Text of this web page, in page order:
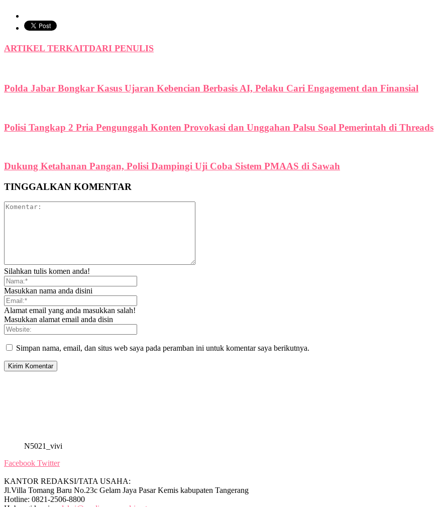
ARTIKEL TERKAITDARI PENULIS
Polda Jabar Bongkar Kasus Ujaran Kebencian Berbasis AI, Pelaku Cari Engagement dan Finansial
Polisi Tangkap 2 Pria Pengunggah Konten Provokasi dan Unggahan Palsu Soal Pemerintah di Threads
Dukung Ketahanan Pangan, Polisi Dampingi Uji Coba Sistem PMAAS di Sawah
TINGGALKAN KOMENTAR
Silahkan tulis komen anda!
Masukkan nama anda disini
Alamat email yang anda masukkan salah!
Masukkan alamat email anda disin
Simpan nama, email, dan situs web saya pada peramban ini untuk komentar saya berikutnya.
N5021_vivi
Facebook Twitter
KANTOR REDAKSI/TATA USAHA:
Jl.Villa Tomang Baru No.23c Gelam Jaya Pasar Kemis kabupaten Tangerang
Hotline: 0821-2506-8800